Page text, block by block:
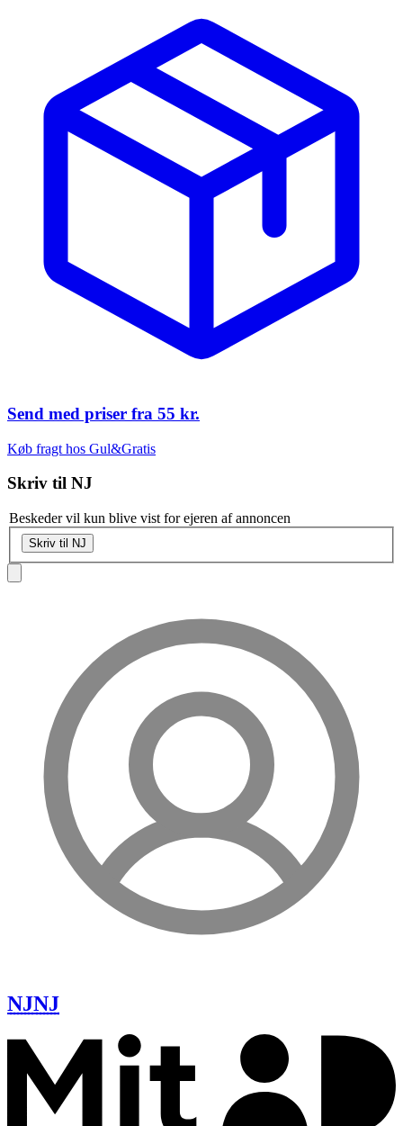
Send med priser fra 55 kr.
Køb fragt hos Gul&Gratis
Skriv til NJ
Beskeder vil kun blive vist for ejeren af annoncen
Skriv til NJ
NJNJ